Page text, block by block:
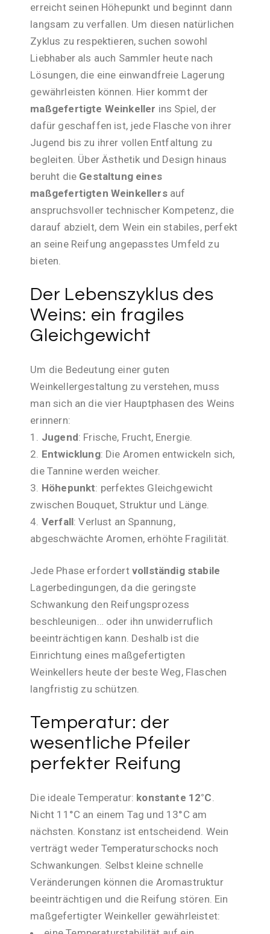
erreicht seinen Höhepunkt und beginnt dann
langsam zu verfallen. Um diesen natürlichen
Zyklus zu respektieren, suchen sowohl
Liebhaber als auch Sammler heute nach
Lösungen, die eine einwandfreie Lagerung
gewährleisten können. Hier kommt der
maßgefertigte Weinkeller ins Spiel, der
dafür geschaffen ist, jede Flasche von ihrer
Jugend bis zu ihrer vollen Entfaltung zu
begleiten. Über Ästhetik und Design hinaus
beruht die Gestaltung eines
maßgefertigten Weinkellersauf
anspruchsvoller technischer Kompetenz, die
darauf abzielt, dem Wein ein stabiles, perfekt
an seine Reifung angepasstes Umfeld zu
bieten.
Der Lebenszyklus des
Weins: ein fragiles
Gleichgewicht
Um die Bedeutung einer guten
Weinkellergestaltung zu verstehen, muss
man sich an die vier Hauptphasen des Weins
erinnern:
Jugend: Frische, Frucht, Energie.
Entwicklung: Die Aromen entwickeln sich,
die Tannine werden weicher.
Höhepunkt: perfektes Gleichgewicht
zwischen Bouquet, Struktur und Länge.
Verfall: Verlust an Spannung,
abgeschwächte Aromen, erhöhte Fragilität.
Jede Phase erfordert vollständig stabile
Lagerbedingungen, da die geringste
Schwankung den Reifungsprozess
beschleunigen… oder ihn unwiderruflich
beeinträchtigen kann. Deshalb ist die
Einrichtung eines maßgefertigten
Weinkellers heute der beste Weg, Flaschen
langfristig zu schützen.
Temperatur: der
wesentliche Pfeiler
perfekter Reifung
Die ideale Temperatur: konstante 12°C.
Nicht 11°C an einem Tag und 13°C am
nächsten. Konstanz ist entscheidend. Wein
verträgt weder Temperaturschocks noch
Schwankungen. Selbst kleine schnelle
Veränderungen können die Aromastruktur
beeinträchtigen und die Reifung stören. Ein
maßgefertigter Weinkeller gewährleistet: